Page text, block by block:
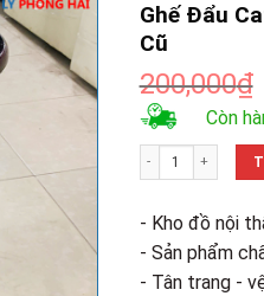
Ghế Đẩu
Cũ
200,000₫
Còn
Ghế Đẩu Cafe
- Kho đồ nội
- Sản phẩm
- Tân trang -